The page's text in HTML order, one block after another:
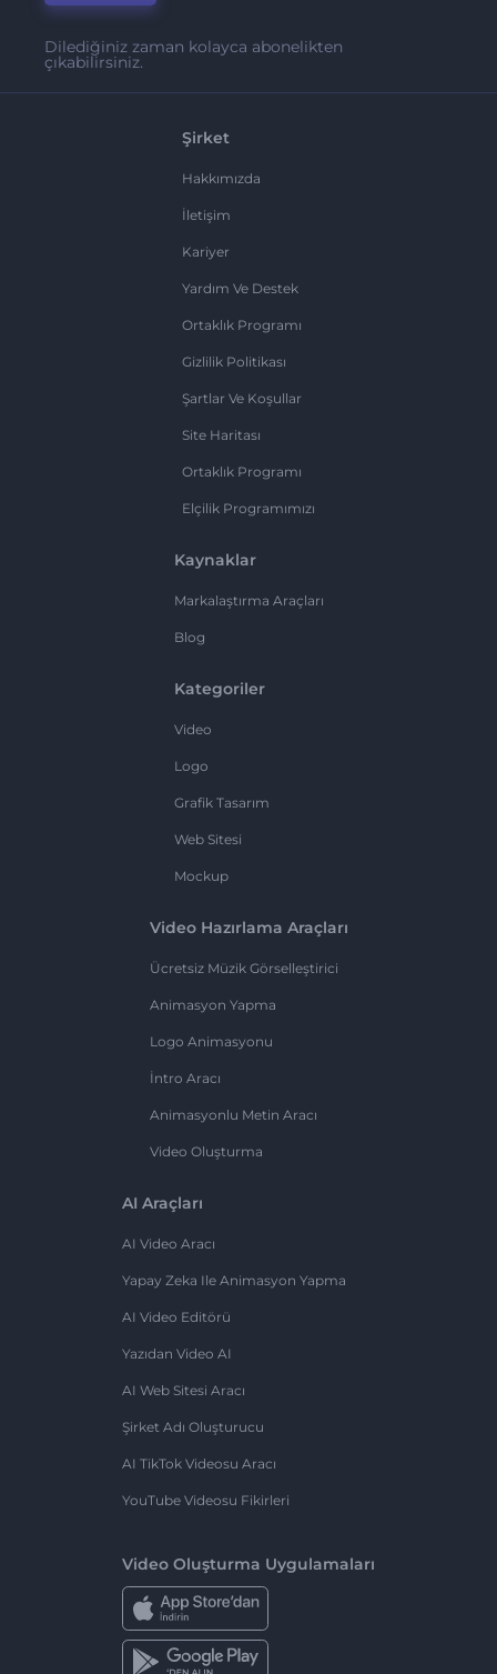
Dilediğiniz zaman kolayca abonelikten
çıkabilirsiniz.
Şirket
Hakkımızda
İletişim
Kariyer
Yardım Ve Destek
Ortaklık Programı
Gizlilik Politikası
Şartlar Ve Koşullar
Site Haritası
Ortaklık Programı
Elçilik Programımızı
Kaynaklar
Markalaştırma Araçları
Blog
Kategoriler
Video
Logo
Grafik Tasarım
Web Sitesi
Mockup
Video Hazırlama Araçları
Ücretsiz Müzik Görselleştirici
Animasyon Yapma
Logo Animasyonu
İntro Aracı
Animasyonlu Metin Aracı
Video Oluşturma
AI Araçları
AI Video Aracı
Yapay Zeka Ile Animasyon Yapma
AI Video Editörü
Yazıdan Video AI
AI Web Sitesi Aracı
Şirket Adı Oluşturucu
AI TikTok Videosu Aracı
YouTube Videosu Fikirleri
Video Oluşturma Uygulamaları